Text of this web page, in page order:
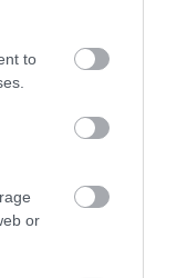
to
or
szüleik
sikeres szülők